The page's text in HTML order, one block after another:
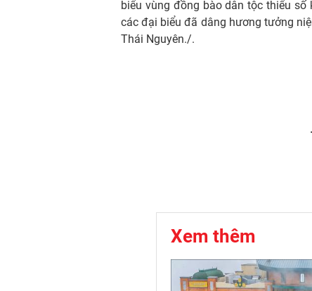
biểu vùng đồng bào dân tộc thiểu
các đại biểu đã dâng hương tưởng
Thái Nguyên./.
Xem thêm